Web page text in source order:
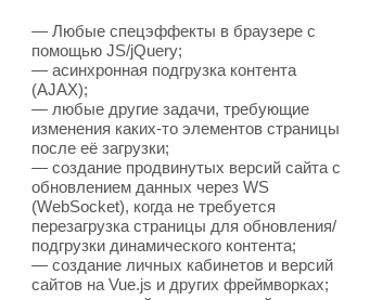
— Любые спецэффекты в браузере с
помощью JS/jQuery;
— асинхронная подгрузка контента
(AJAX);
— любые другие задачи, требующие
изменения каких-то элементов страницы
после её загрузки;
— создание продвинутых версий сайта с
обновлением данных через WS
(WebSocket), когда не требуется
перезагрузка страницы для обновления/
подгрузки динамического контента;
— создание личных кабинетов и версий
сайтов на Vue.js и других фреймворках;